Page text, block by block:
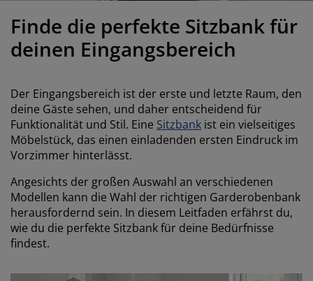
und Zubehör
& Bügeln
Finde die perfekte Sitzbank für
deinen Eingangsbereich
Der Eingangsbereich ist der erste und letzte Raum, den
deine Gäste sehen, und daher entscheidend für
Funktionalität und Stil. Eine Sitzbank ist ein vielseitiges
Möbelstück, das einen einladenden ersten Eindruck im
Vorzimmer hinterlässt.
Angesichts der großen Auswahl an verschiedenen
Modellen kann die Wahl der richtigen Garderobenbank
herausfordernd sein. In diesem Leitfaden erfährst du,
wie du die perfekte Sitzbank für deine Bedürfnisse
findest.